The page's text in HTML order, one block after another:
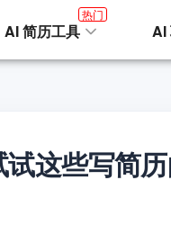
AI 简历工具
热门
AI
这些写简